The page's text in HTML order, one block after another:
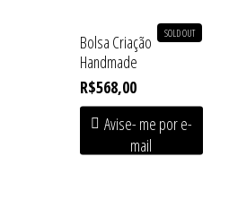
Bolsa Criação
Handmade
R$568,00
Avise- me por e-
mail
SOLD OUT